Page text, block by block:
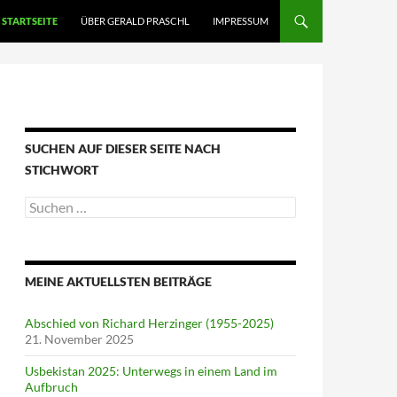
STARTSEITE ÜBER GERALD PRASCHL IMPRESSUM
SUCHEN AUF DIESER SEITE NACH
STICHWORT
Suche
nach:
MEINE AKTUELLSTEN BEITRÄGE
Abschied von Richard Herzinger (1955-2025)
21. November 2025
Usbekistan 2025: Unterwegs in einem Land im
Aufbruch